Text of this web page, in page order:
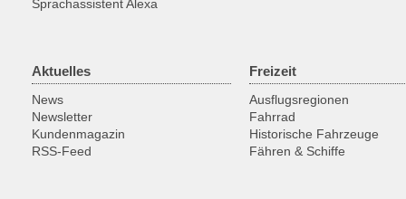
Sprachassistent Alexa
Aktuelles
News
Newsletter
Kundenmagazin
RSS-Feed
Freizeit
Ausflugsregionen
Fahrrad
Historische Fahrzeuge
Fähren & Schiffe